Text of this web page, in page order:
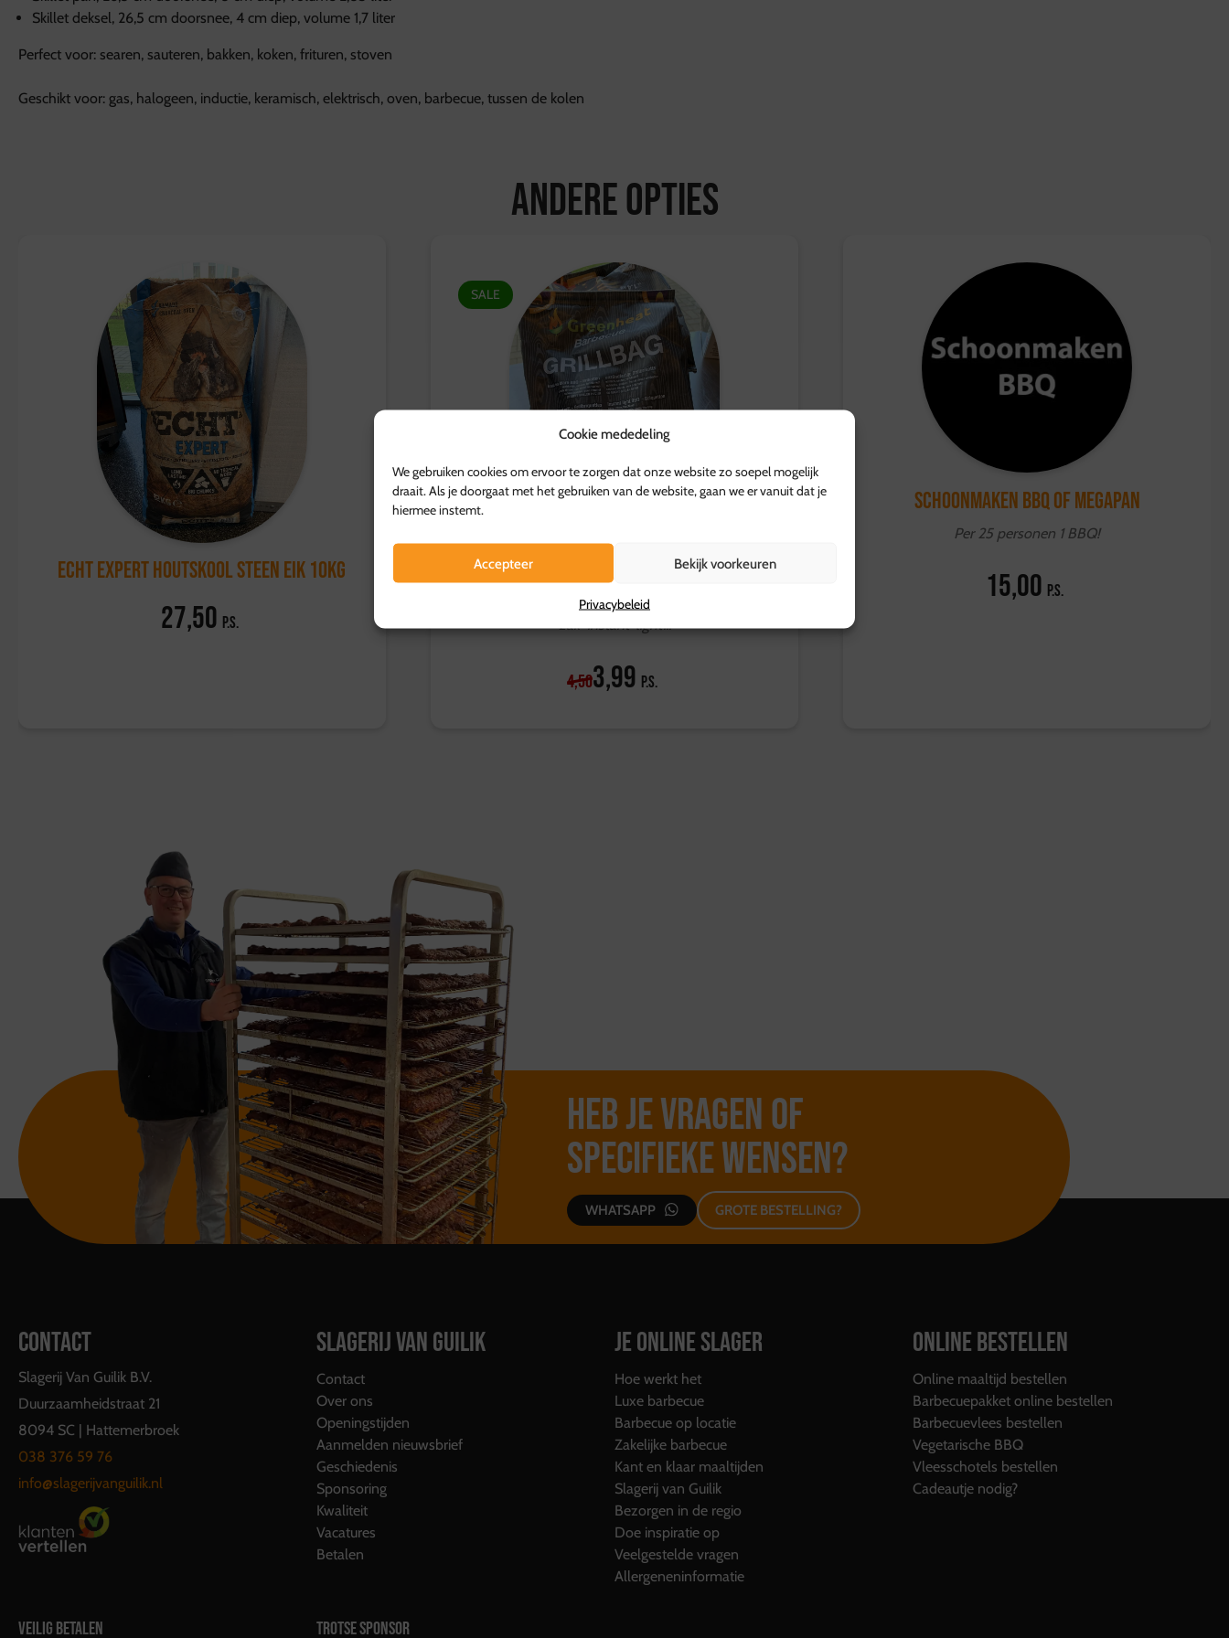
Cookie mededeling
We gebruiken cookies om ervoor te zorgen dat onze website zo soepel mogelijk
draait. Als je doorgaat met het gebruiken van de website, gaan we er vanuit dat je
hiermee instemt.
Accepteer Bekijk voorkeuren
Privacybeleid
Skillet deksel, 26,5 cm doorsnee, 4 cm diep, volume 1,7 liter
Perfect voor: searen, sauteren, bakken, koken, frituren, stoven
Geschikt voor: gas, halogeen, inductie, keramisch, elektrisch, oven, barbecue, tussen de kolen
Andere opties
ECHT Expert Houtskool Steen Eik 10kg
27,50 p.s.
SALE
Light-the-BAG! Briketten 1,4 kg
Ideaal voor snel en eenvoudig BBQ-en: leg een
zak ‘instant-light’...
4,503,99 p.s.
Schoonmaken BBQ of Megapan
Per 25 personen 1 BBQ!
15,00 p.s.
Heb je vragen of
specifieke wensen?
WHATSAPP GROTE BESTELLING?
CONTACT
Slagerij Van Guilik B.V.
Duurzaamheidstraat 21
8094 SC | Hattemerbroek
038 376 59 76
info@slagerijvanguilik.nl
SLAGERIJ VAN GUILIK
Contact
Over ons
Openingstijden
Aanmelden nieuwsbrief
Geschiedenis
Sponsoring
Kwaliteit
Vacatures
Betalen
JE ONLINE SLAGER
Hoe werkt het
Luxe barbecue
Barbecue op locatie
Zakelijke barbecue
Kant en klaar maaltijden
Slagerij van Guilik
Bezorgen in de regio
Doe inspiratie op
Veelgestelde vragen
Allergeneninformatie
ONLINE BESTELLEN
Online maaltijd bestellen
Barbecuepakket online bestellen
Barbecuevlees bestellen
Vegetarische BBQ
Vleesschotels bestellen
Cadeautje nodig?
VEILIG BETALEN TROTSE SPONSOR